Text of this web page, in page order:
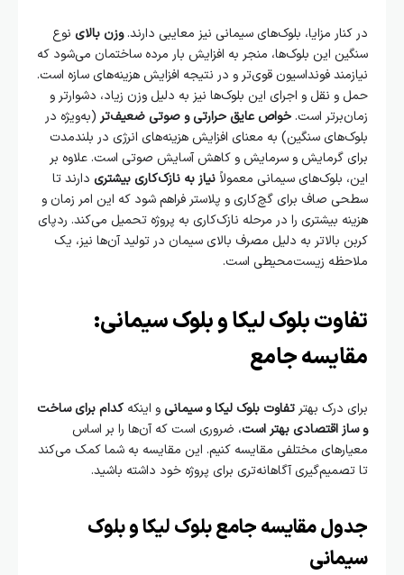
در کنار مزایا، بلوک‌های سیمانی نیز معایبی دارند.وزن بالای نوع
سنگین این بلوک‌ها، منجر به افزایش بار مرده ساختمان می‌شود که
نیازمند فونداسیون قوی‌تر و در نتیجه افزایش هزینه‌های سازه است.
حمل و نقل و اجرای این بلوک‌ها نیز به دلیل وزن زیاد، دشوارتر و
زمان‌برتر است. خواص عایق حرارتی و صوتی ضعیف‌تر (به‌ویژه در
بلوک‌های سنگین) به معنای افزایش هزینه‌های انرژی در بلندمدت
برای گرمایش و سرمایش و کاهش آسایش صوتی است. علاوه بر
این، بلوک‌های سیمانی معمولاً نیاز به نازک‌کاری بیشتری دارند تا
سطحی صاف برای گچ‌کاری و پلاستر فراهم شود که این امر زمان و
هزینه بیشتری را در مرحله نازک‌کاری به پروژه تحمیل می‌کند. ردپای
کربن بالاتر به دلیل مصرف بالای سیمان در تولید آن‌ها نیز، یک
ملاحظه زیست‌محیطی است.
تفاوت بلوک لیکا و بلوک سیمانی:
مقایسه جامع
برای درک بهتر تفاوت بلوک لیکا و سیمانی و اینکه کدام برای ساخت
و ساز اقتصادی بهتر است، ضروری است که آن‌ها را بر اساس
معیارهای مختلفی مقایسه کنیم. این مقایسه به شما کمک می‌کند
تا تصمیم‌گیری آگاهانه‌تری برای پروژه خود داشته باشید.
جدول مقایسه جامع بلوک لیکا و بلوک
سیمانی